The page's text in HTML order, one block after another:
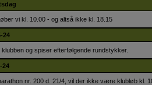
vi kl. 10.00 - og altså ikke kl. 18.15
24
og spiser efterfølgende rundstykker.
24
nr. 200 d. 21/4, vil der ikke være klubløb kl.